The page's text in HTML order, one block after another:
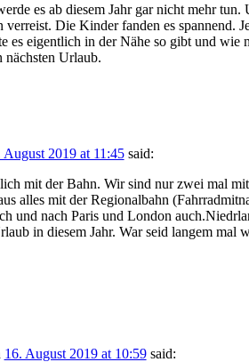
es ab diesem Jahr gar nicht mehr
verreist. Die Kinder fanden es
es eigentlich in der Nähe so gibt und
nächsten Urlaub.
August 2019 at 11:45 said:
mit der Bahn. Wir sind nur zwei mal
alles mit der Regionalbahn
und nach Paris und London
in diesem Jahr. War seid langem mal
16. August 2019 at 10:59 said: